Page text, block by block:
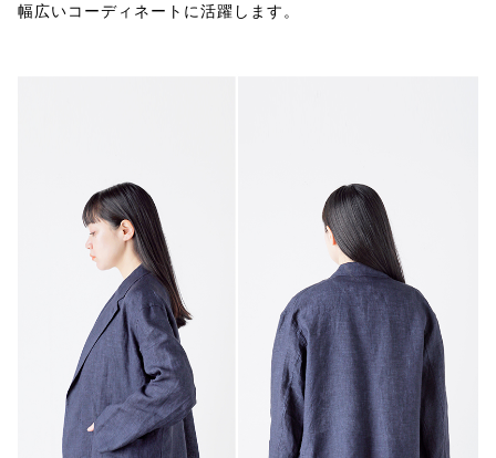
幅広いコーディネートに活躍します。